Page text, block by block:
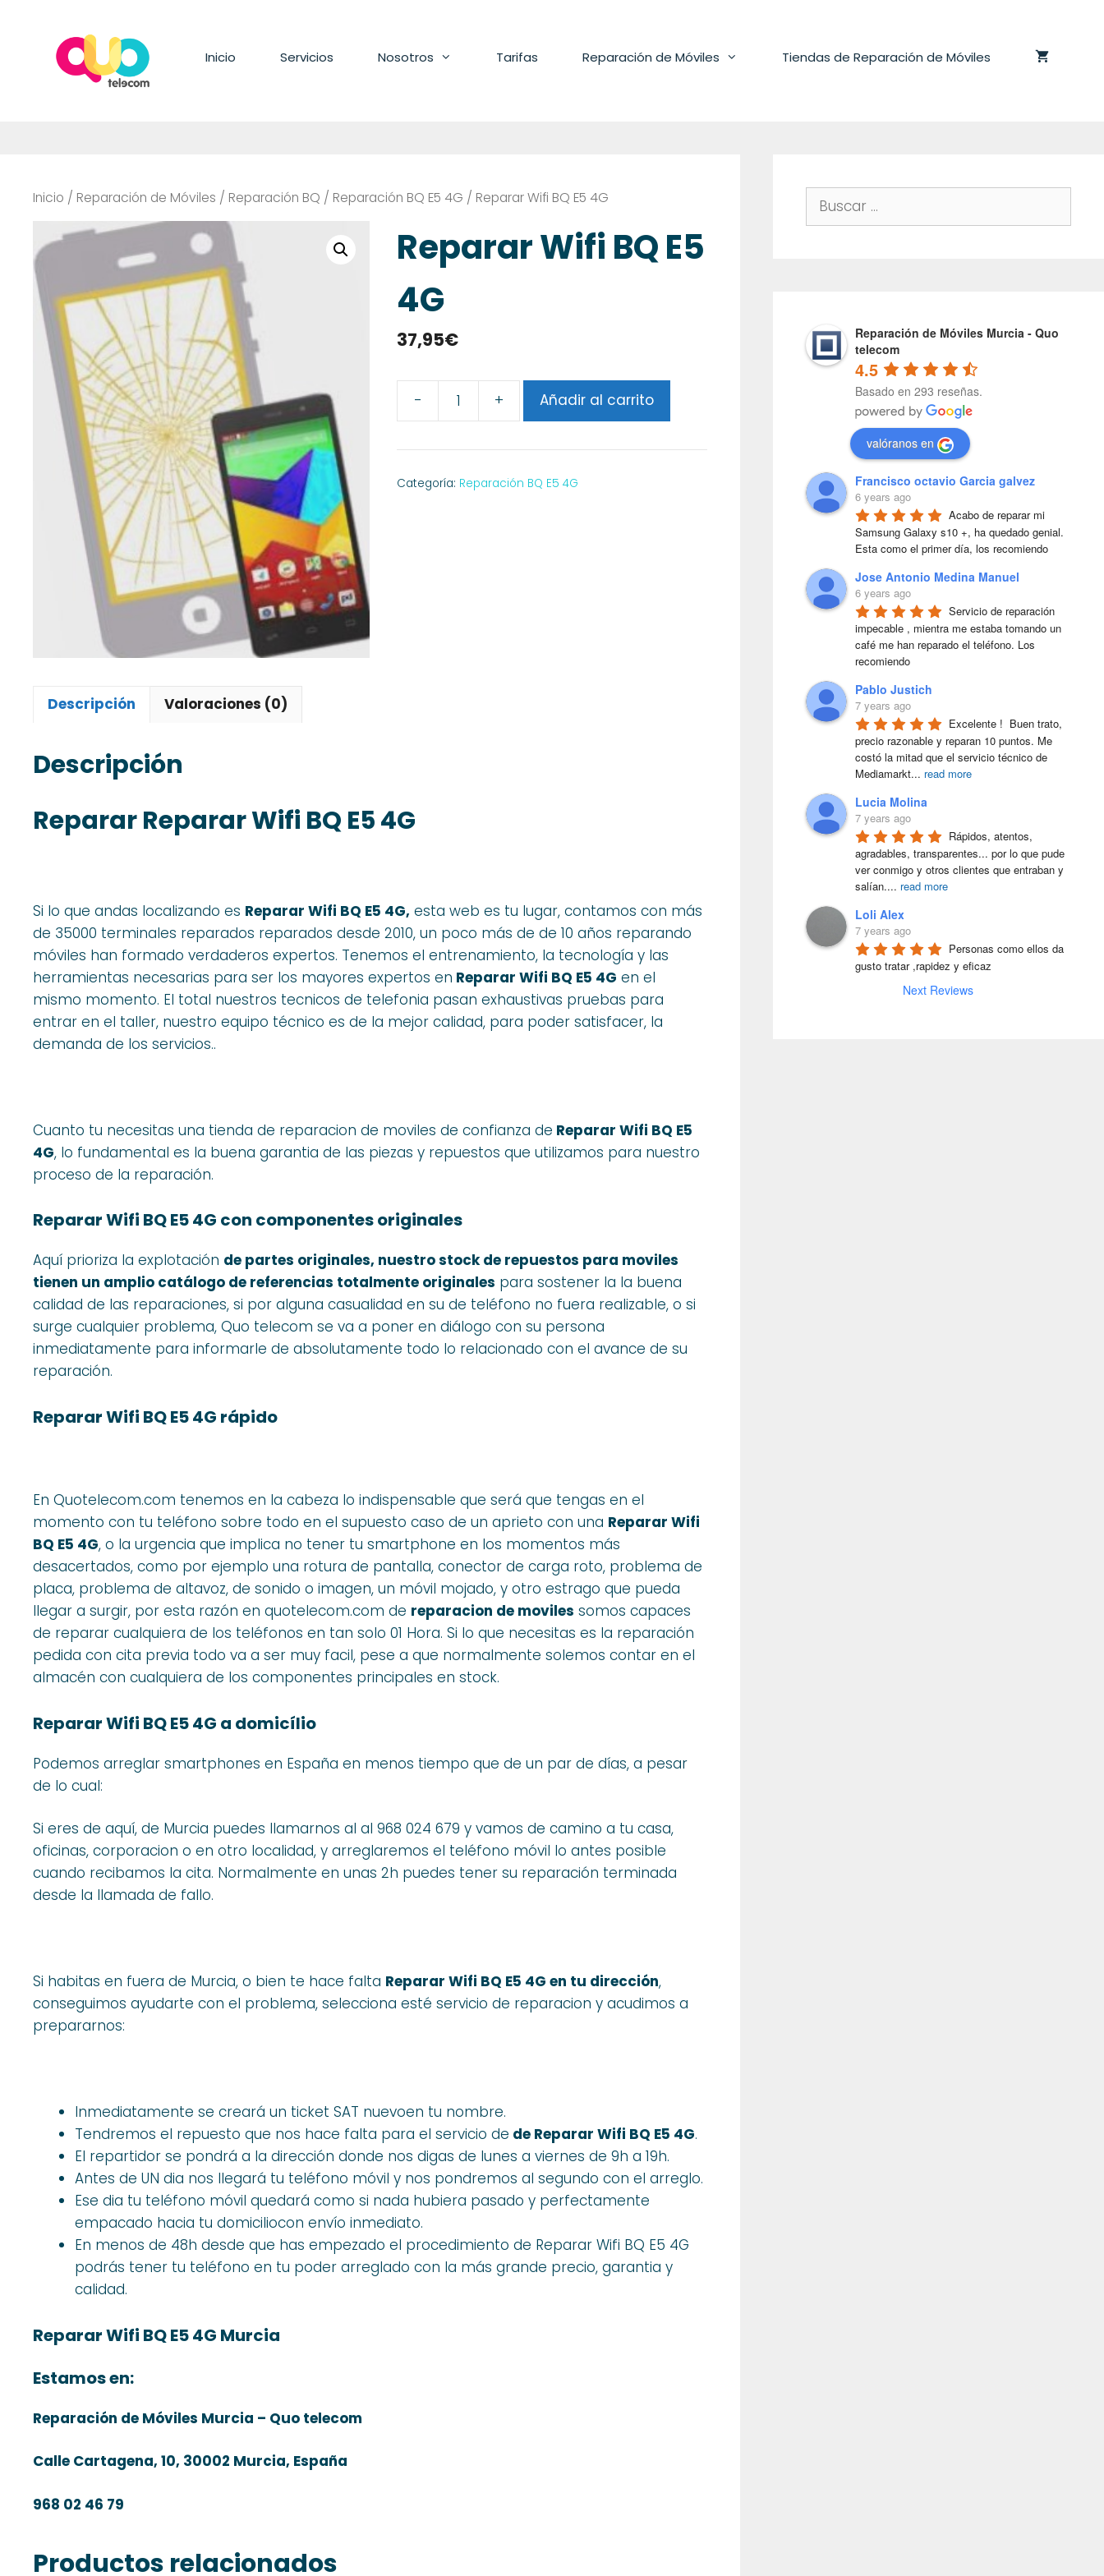
contenido
Inicio Servicios Nosotros Tarifas Reparación de Móviles Tiendas de Reparación de Móviles
Inicio / Reparación de Móviles / Reparación BQ / Reparación BQ E5 4G / Reparar Wifi BQ E5 4G
Reparar Wifi BQ E5
4G
37,95€
-
BQ
E5
+ Añadir al carrito
Categoría: Reparación BQ E5 4G
Descripción Valoraciones (0)
Descripción
Reparar Reparar Wifi BQ E5 4G
Si lo que andas localizando es Reparar Wifi BQ E5 4G, esta web es tu lugar, contamos con más
de 35000 terminales reparados reparados desde 2010, un poco más de de 10 años reparando
móviles han formado verdaderos expertos. Tenemos el entrenamiento, la tecnología y las
herramientas necesarias para ser los mayores expertos en Reparar Wifi BQ E5 4G en el
mismo momento. El total nuestros tecnicos de telefonia pasan exhaustivas pruebas para
entrar en el taller, nuestro equipo técnico es de la mejor calidad, para poder satisfacer, la
demanda de los servicios..
Cuanto tu necesitas una tienda de reparacion de moviles de confianza de Reparar Wifi BQ E5
4G, lo fundamental es la buena garantia de las piezas y repuestos que utilizamos para nuestro
proceso de la reparación.
Reparar Wifi BQ E5 4G con componentes originales
Aquí prioriza la explotación de partes originales, nuestro stock de repuestos para moviles
tienen un amplio catálogo de referencias totalmente originales para sostener la la buena
calidad de las reparaciones, si por alguna casualidad en su de teléfono no fuera realizable, o si
surge cualquier problema, Quo telecom se va a poner en diálogo con su persona
inmediatamente para informarle de absolutamente todo lo relacionado con el avance de su
reparación.
Reparar Wifi BQ E5 4G rápido
En Quotelecom.com tenemos en la cabeza lo indispensable que será que tengas en el
momento con tu teléfono sobre todo en el supuesto caso de un aprieto con una Reparar Wifi
BQ E5 4G, o la urgencia que implica no tener tu smartphone en los momentos más
desacertados, como por ejemplo una rotura de pantalla, conector de carga roto, problema de
placa, problema de altavoz, de sonido o imagen, un móvil mojado, y otro estrago que pueda
llegar a surgir, por esta razón en quotelecom.com de reparacion de moviles somos capaces
de reparar cualquiera de los teléfonos en tan solo 01 Hora. Si lo que necesitas es la reparación
pedida con cita previa todo va a ser muy facil, pese a que normalmente solemos contar en el
almacén con cualquiera de los componentes principales en stock.
Reparar Wifi BQ E5 4G a domicílio
Podemos arreglar smartphones en España en menos tiempo que de un par de días, a pesar
de lo cual:
Si eres de aquí, de Murcia puedes llamarnos al al 968 024 679 y vamos de camino a tu casa,
oficinas, corporacion o en otro localidad, y arreglaremos el teléfono móvil lo antes posible
cuando recibamos la cita. Normalmente en unas 2h puedes tener su reparación terminada
desde la llamada de fallo.
Si habitas en fuera de Murcia, o bien te hace falta Reparar Wifi BQ E5 4G en tu dirección,
conseguimos ayudarte con el problema, selecciona esté servicio de reparacion y acudimos a
prepararnos:
Inmediatamente se creará un ticket SAT nuevoen tu nombre.
Tendremos el repuesto que nos hace falta para el servicio de de Reparar Wifi BQ E5 4G.
El repartidor se pondrá a la dirección donde nos digas de lunes a viernes de 9h a 19h.
Antes de UN dia nos llegará tu teléfono móvil y nos pondremos al segundo con el arreglo.
Ese dia tu teléfono móvil quedará como si nada hubiera pasado y perfectamente
empacado hacia tu domiciliocon envío inmediato.
En menos de 48h desde que has empezado el procedimiento de Reparar Wifi BQ E5 4G
podrás tener tu teléfono en tu poder arreglado con la más grande precio, garantia y
calidad.
Reparar Wifi BQ E5 4G Murcia
Estamos en:
Reparación de Móviles Murcia – Quo telecom
Calle Cartagena, 10, 30002 Murcia, España
968 02 46 79
Productos relacionados
Buscar:
Reparación de Móviles Murcia - Quo
telecom
4.5
Basado en 293 reseñas.
valóranos en
Francisco octavio Garcia galvez
6 years ago
Acabo de reparar mi
Samsung Galaxy s10 +, ha quedado genial.
Esta como el primer día, los recomiendo
Jose Antonio Medina Manuel
6 years ago
Servicio de reparación
impecable , mientra me estaba tomando un
café me han reparado el teléfono. Los
recomiendo
Pablo Justich
7 years ago
Excelente !  Buen trato,
precio razonable y reparan 10 puntos. Me
costó la mitad que el servicio técnico de
Mediamarkt... read more
Lucia Molina
7 years ago
Rápidos, atentos,
agradables, transparentes... por lo que pude
ver conmigo y otros clientes que entraban y
salían.... read more
Loli Alex
7 years ago
Personas como ellos da
gusto tratar ,rapidez y eficaz
Next Reviews